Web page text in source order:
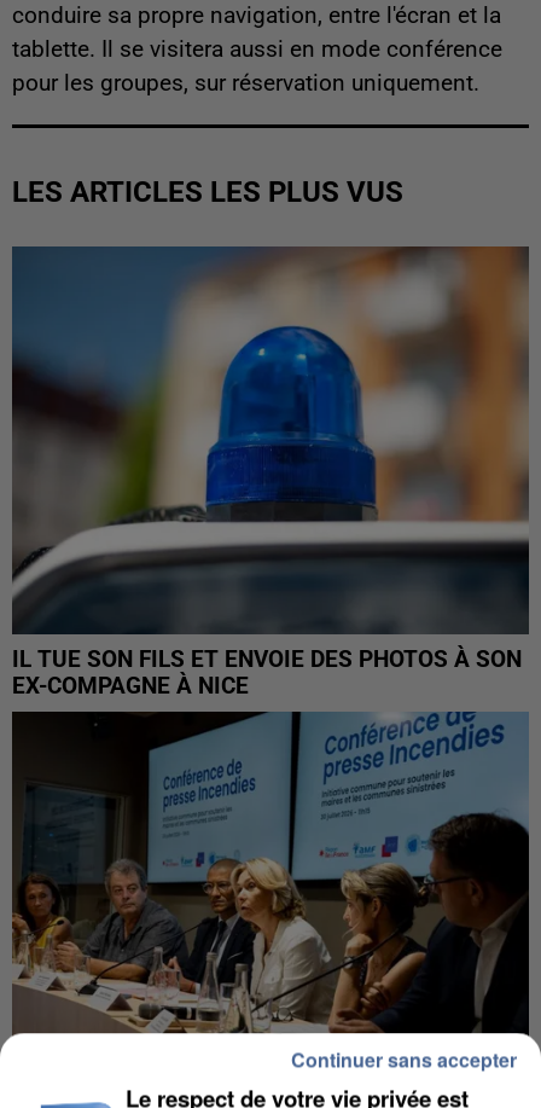
conduire sa propre navigation, entre l'écran et la
tablette. Il se visitera aussi en mode conférence
pour les groupes, sur réservation uniquement.
LES ARTICLES LES PLUS VUS
IL TUE SON FILS ET ENVOIE DES PHOTOS À SON
EX-COMPAGNE À NICE
Le respect de votre vie privée est
Continuer sans accepter